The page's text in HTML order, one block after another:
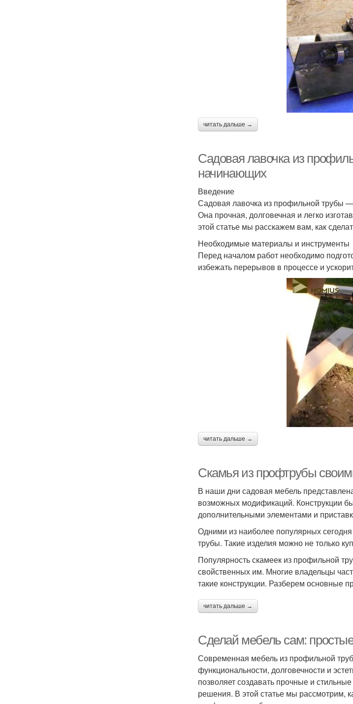
читать дальше →
Садовая лавочка из
начинающих
Введение
Садовая лавочка из профильной трубы
Она прочная, долговечная и легко
этой статье мы расскажем вам, как
Необходимые материалы и инструменты
Перед началом работ необходимо
избежать перерывов в процессе и
читать дальше →
Скамья из профтрубы
В наши дни садовая мебель
возможных модификаций. Конструкции
дополнительными элементами и
Одними из наиболее популярных
трубы. Такие изделия можно не только
Популярность скамеек из профильной
свойственных им. Многие владельцы
такие конструкции. Разберем основные
читать дальше →
Сделай мебель сам:
Современная мебель из профильной
функциональности, долговечности и
позволяет создавать прочные и
решения. В этой статье мы рассмотрим,